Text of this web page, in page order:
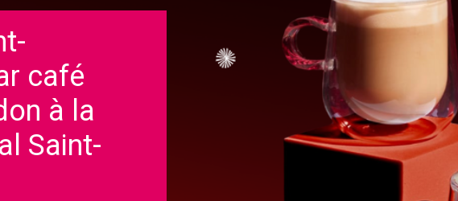
café
à la
Saint-